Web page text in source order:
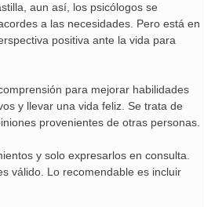
aun así, los psicólogos se
a las necesidades. Pero está en
positiva ante la vida para
para mejorar habilidades
y llevar una vida feliz. Se trata de
provenientes de otras personas.
y solo expresarlos en consulta.
válido. Lo recomendable es incluir